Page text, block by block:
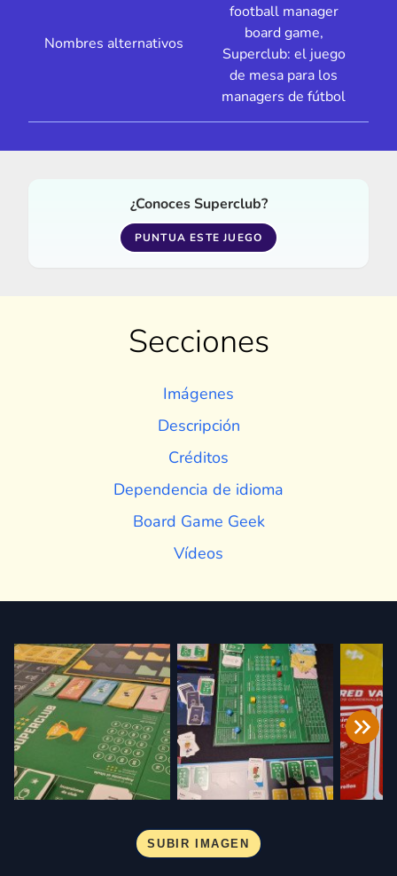
Nombres alternativos
football manager
board game,
Superclub: el juego
de mesa para los
managers de fútbol
¿Conoces Superclub?
PUNTUA ESTE JUEGO
Secciones
Imágenes
Descripción
Créditos
Dependencia de idioma
Board Game Geek
Vídeos